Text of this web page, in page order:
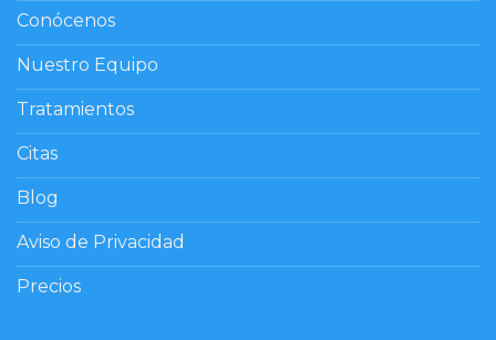
Conócenos
Nuestro Equipo
Tratamientos
Citas
Blog
Aviso de Privacidad
Precios